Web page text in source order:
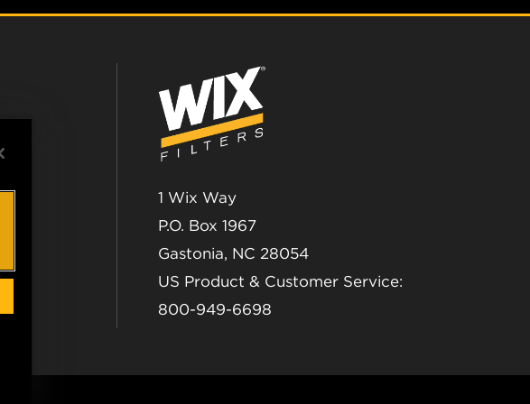
1 Wix Way
P.O. Box 1967
Gastonia, NC 28054
US Product & Customer Service:
800-949-6698